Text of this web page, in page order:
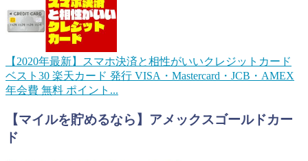
【2020年最新】スマホ決済と相性がいいクレジットカード
ベスト30 楽天カード 発行 VISA・Mastercard・JCB・AMEX
年会費 無料 ポイント...
【マイルを貯めるなら】アメックスゴールドカー
ド